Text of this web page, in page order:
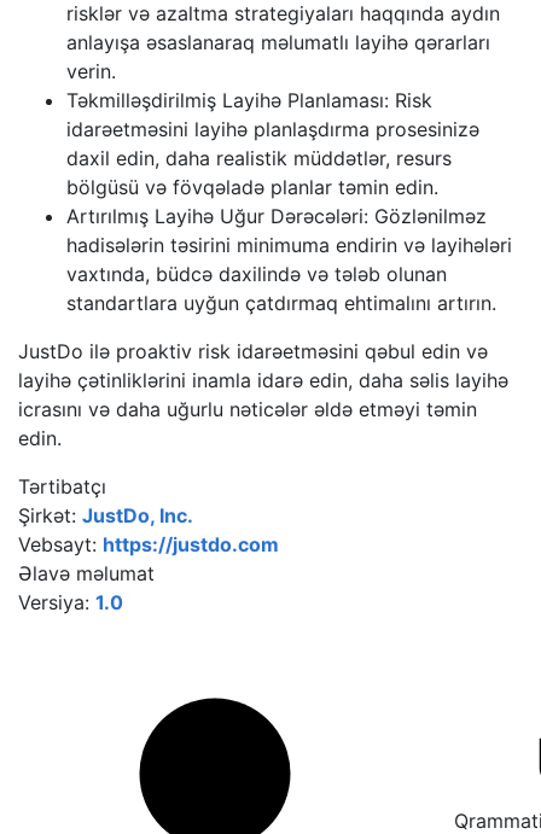
risklər və azaltma strategiyaları haqqında aydın
anlayışa əsaslanaraq məlumatlı layihə qərarları
verin.
Təkmilləşdirilmiş Layihə Planlaması: Risk
idarəetməsini layihə planlaşdırma prosesinizə
daxil edin, daha realistik müddətlər, resurs
bölgüsü və fövqəladə planlar təmin edin.
Artırılmış Layihə Uğur Dərəcələri: Gözlənilməz
hadisələrin təsirini minimuma endirin və layihələri
vaxtında, büdcə daxilində və tələb olunan
standartlara uyğun çatdırmaq ehtimalını artırın.
JustDo ilə proaktiv risk idarəetməsini qəbul edin və
layihə çətinliklərini inamla idarə edin, daha səlis layihə
icrasını və daha uğurlu nəticələr əldə etməyi təmin
edin.
Tərtibatçı
Şirkət: JustDo, Inc.
Vebsayt: https://justdo.com
Əlavə məlumat
Versiya: 1.0